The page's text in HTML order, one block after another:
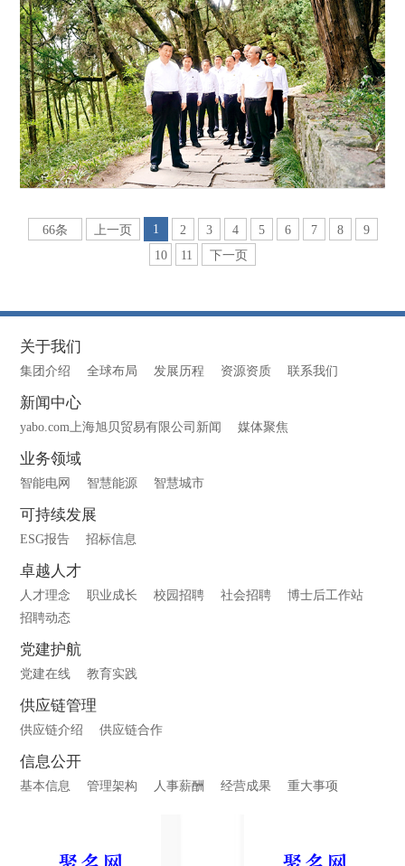
66条 上一页 1 2 3 4 5 6 7 8
9
10
11 下一页
关于我们
集团介绍 全球布局 发展历程 资源资质 联系我们
新闻中心
yabo.com上海旭贝贸易有限公司新闻 媒体聚焦
业务领域
智能电网 智慧能源 智慧城市
可持续发展
ESG报告 招标信息
卓越人才
人才理念 职业成长 校园招聘 社会招聘
博士后工作站
招聘动态
党建护航
党建在线 教育实践
供应链管理
供应链介绍 供应链合作
信息公开
基本信息 管理架构 人事薪酬 经营成果 重大事项